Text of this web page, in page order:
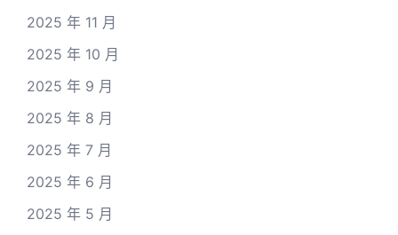
2025 年 11 月
2025 年 10 月
2025 年 9 月
2025 年 8 月
2025 年 7 月
2025 年 6 月
2025 年 5 月